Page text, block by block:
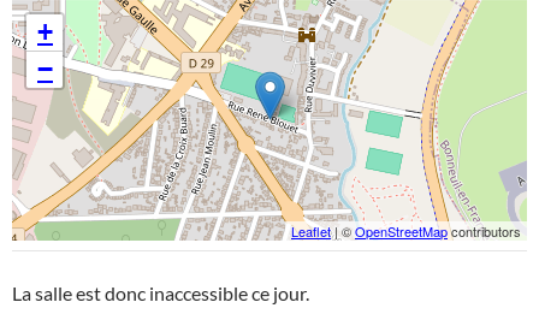
+
−
Leaflet| ©OpenStreetMapcontributors
La salle est donc inaccessible ce jour.